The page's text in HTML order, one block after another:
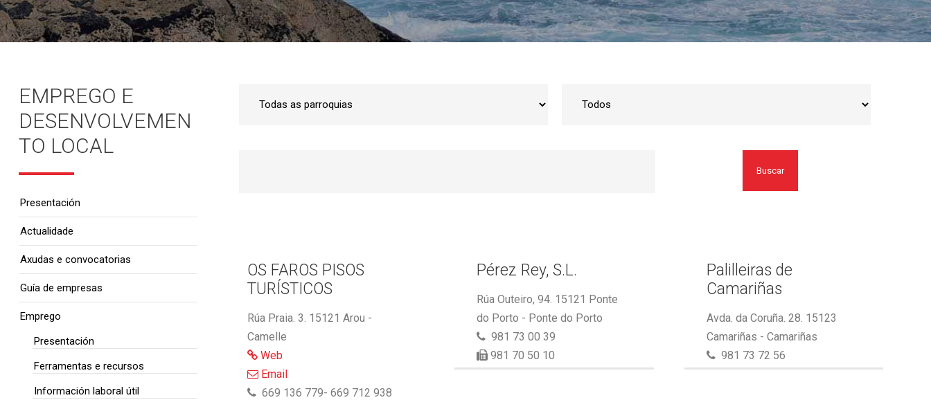
Buscar
OS FAROS PISOS
TURÍSTICOS
Rúa Praia. 3. 15121 Arou -
Camelle
Web
Email
669 136 779- 669 712 938
Pérez Rey, S.L.
Rúa Outeiro, 94. 15121 Ponte
do Porto - Ponte do Porto
981 73 00 39
981 70 50 10
Palilleiras de
Camariñas
Avda. da Coruña. 28. 15123
Camariñas - Camariñas
981 73 72 56
EMPREGO E
DESENVOLVEMEN
TO LOCAL
Presentación
Actualidade
Axudas e convocatorias
Guía de empresas
Emprego
Presentación
Ferramentas e recursos
Información laboral útil